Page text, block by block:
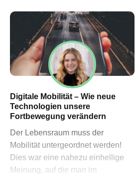
Digitale Mobilität – Wie neue
Technologien unsere
Fortbewegung verändern
Der Lebensraum muss der
Mobilität untergeordnet werden!
Dies war eine nahezu einhellige
Meinung, auf die man im
Datenschutzerklärung
Impressum